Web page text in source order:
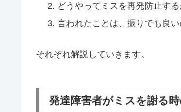
どうやってミスを再発防止する
言われたことは、振りでも良
それぞれ解説していきます。
発達障害者がミスを謝る